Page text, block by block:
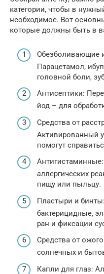
категории, чтобы в
необходимое. Вот
которые должны быть в
Обезболивающие
Парацетамол,
головной боли,
Антисептики:
йод – для
Средства от
Активированный
помогут
аллергических
пищу или пыльцу.
Пластыри и
бактерицидные,
ран и фиксации
Средства от
солнечных и
Капли для глаз: